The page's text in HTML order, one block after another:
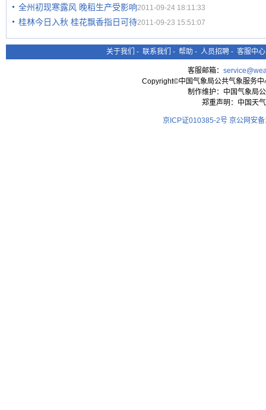
全州初现寒露风 晚稻生产受影响2011-09-24 18:11:33
桂林今日入秋 桂花飘香指日可待2011-09-23 15:51:07
关于我们 - 联系我们 - 帮助 - 人员招聘 - 客服中心
客服邮箱：
Copyright©中国气象局公共气象服务
制作维护：中国气象局
郑重声明：中国天
京ICP证010385-2号 京公网安